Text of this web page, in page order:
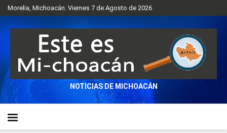
Morelia, Michoacán. Viernes 7 de Agosto de 2026
NOTICIAS DE MICHOACÁN